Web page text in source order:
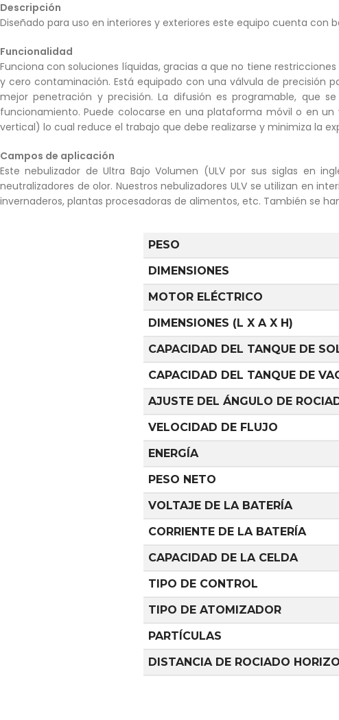
Descripción
Diseñado para uso en interiores y exteriores este equipo cuenta con
Funcionalidad
Funciona con soluciones líquidas, gracias a que no tiene
y cero contaminación. Está equipado con una válvula de precisión
mejor penetración y precisión. La difusión es programable, que
funcionamiento. Puede colocarse en una plataforma móvil o en
vertical) lo cual reduce el trabajo que debe realizarse y minimiza la
Campos de aplicación
Este nebulizador de Ultra Bajo Volumen (ULV por sus siglas en
neutralizadores de olor. Nuestros nebulizadores ULV se utilizan en
invernaderos, plantas procesadoras de alimentos, etc. También se
PESO
DIMENSIONES
MOTOR ELÉCTRICO
DIMENSIONES (L X A X H)
CAPACIDAD DEL TANQUE DE
CAPACIDAD DEL TANQUE DE
AJUSTE DEL ÁNGULO DE
VELOCIDAD DE FLUJO
ENERGÍA
PESO NETO
VOLTAJE DE LA BATERÍA
CORRIENTE DE LA BATERÍA
CAPACIDAD DE LA CELDA
TIPO DE CONTROL
TIPO DE ATOMIZADOR
PARTÍCULAS
DISTANCIA DE ROCIADO